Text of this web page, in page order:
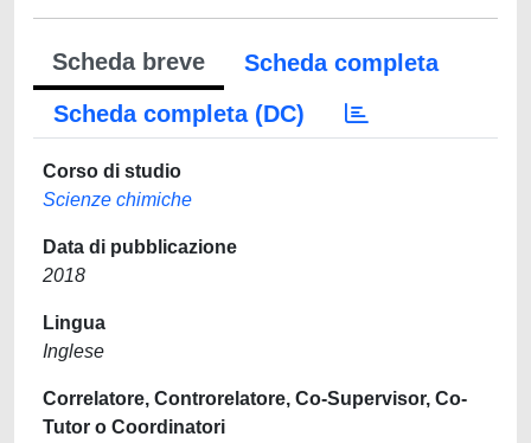
Scheda breve
Scheda completa
Scheda completa (DC)
Corso di studio
Scienze chimiche
Data di pubblicazione
2018
Lingua
Inglese
Correlatore, Controrelatore, Co-Supervisor, Co-
Tutor o Coordinatori